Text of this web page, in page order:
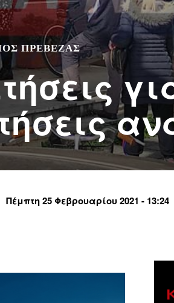
ΠΡΈΒΕΖΑΣ
Πέμπτη 25 Φεβρουαρίου 2021 - 13:24